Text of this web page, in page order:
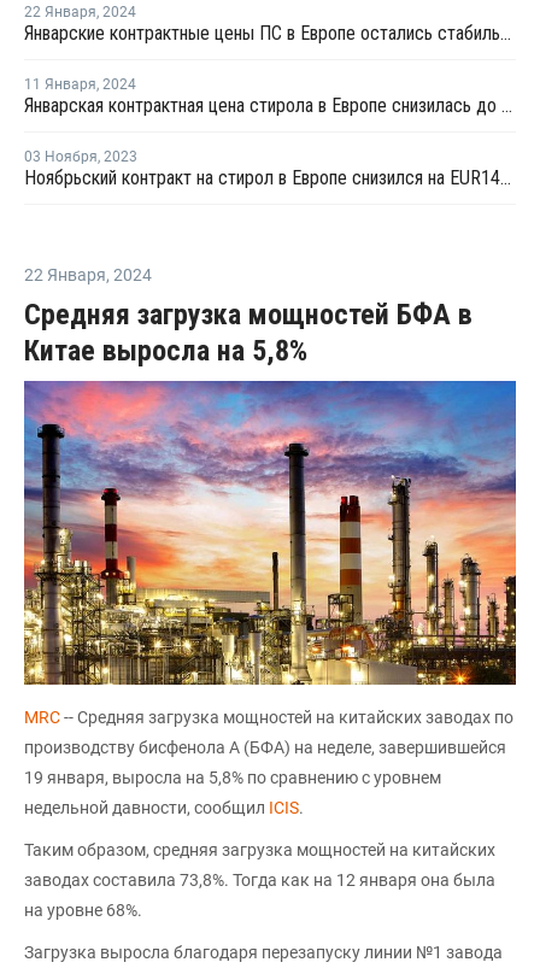
22 Января, 2024
Январские контрактные цены ПС в Европе остались стабильными
11 Января, 2024
Январская контрактная цена стирола в Европе снизилась до шестимесячного минимума из-за слабого спроса
03 Ноября, 2023
Ноябрьский контракт на стирол в Европе снизился на EUR149 за тонну
22 Января, 2024
Средняя загрузка мощностей БФА в
Китае выросла на 5,8%
MRC-- Средняя загрузка мощностей на китайских заводах по
производству бисфенола А (БФА) на неделе, завершившейся
19 января, выросла на 5,8% по сравнению с уровнем
недельной давности, сообщил ICIS.
Таким образом, средняя загрузка мощностей на китайских
заводах составила 73,8%. Тогда как на 12 января она была
на уровне 68%.
Загрузка выросла благодаря перезапуску линии №1 завода